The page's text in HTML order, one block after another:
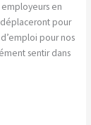
en
pour
pour nos
sentir dans